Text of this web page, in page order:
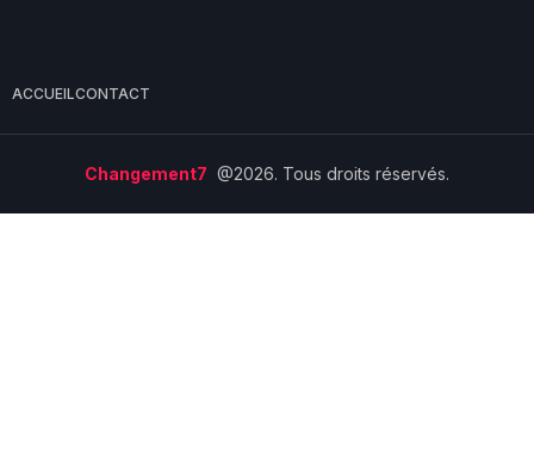
ACCUEILCONTACT
Changement7 @2026. Tous droits réservés.